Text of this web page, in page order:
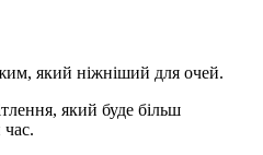
який ніжніший для очей.
який буде більш